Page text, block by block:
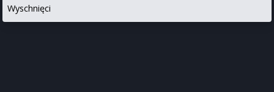
Wyschnięci